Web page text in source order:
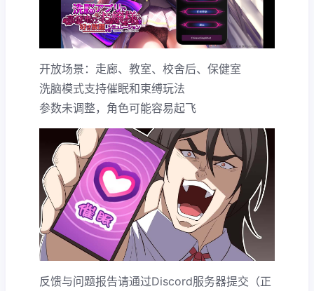
开放场景：走廊、教室、校舍后、保健室
洗脑模式支持催眠和束缚玩法
参数未调整，角色可能容易起飞
反馈与问题报告请通过Discord服务器提交（正